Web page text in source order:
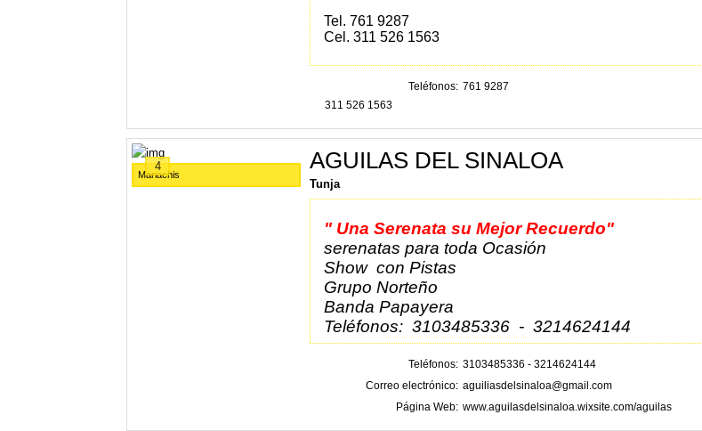
Tel. 761 9287
Cel. 311 526 1563
Teléfonos 761 9287
311 526 1563
4
Mariachis
AGUILAS DEL SINALOA
Tunja
" Una Serenata su Mejor Recuerdo"
serenatas para toda Ocasión
Show con Pistas
Grupo Norteño
Banda Papayera
Teléfonos: 3103485336 - 3214624144
Teléfonos 3103485336 - 3214624144
Correo electrónico aguiliasdelsinaloa@gmail.com
Página Web www.aguilasdelsinaloa.wixsite.com/aguilas